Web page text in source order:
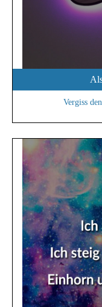
Vergiss